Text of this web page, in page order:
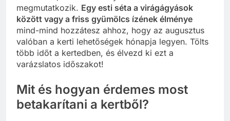
megmutatkozik. Egy esti séta a virágágyások
között vagy a friss gyümölcs ízének élménye
mind-mind hozzátesz ahhoz, hogy az augusztus
valóban a kerti lehetőségek hónapja legyen. Tölts
több időt a kertedben, és élvezd ki ezt a
varázslatos időszakot!
Mit és hogyan érdemes most
betakarítani a kertből?